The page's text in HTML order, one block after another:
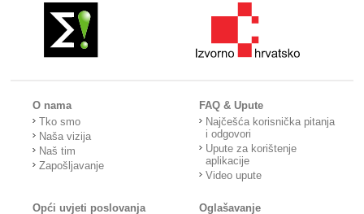
O nama
Tko smo
Naša vizija
Naš tim
Zapošljavanje
FAQ & Upute
Najčešća korisnička pitanja
i odgovori
Upute za korištenje
aplikacije
Video upute
Opći uvjeti poslovanja
Oglašavanje